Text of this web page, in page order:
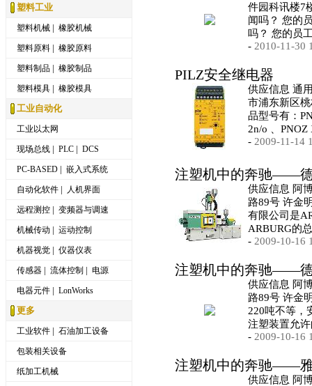
塑料工业
塑料机械 | 橡胶机械
塑料原料 | 橡胶原料
塑料制品 | 橡胶制品
塑料模具 | 橡胶模具
工业自动化
工业以太网
现场总线 | PLC | DCS
PC-BASED | 嵌入式系统
自动化软件 | 人机界面
远程测控 | 变频器与调速
机械传动 | 运动控制
机器视觉 | 仪器仪表
传感器 | 流体控制 | 电源
电器元件 | LonWorks
更多
工业软件 | 石油加工设备
包装相关设备
纸加工机械
件园科讯楼7
闻吗？ 您的
吗？ 您的员
- 2010-11-30
PILZ安全继电器
供应信息 通
市浦东新区
品型号有：
2n/o 、PNOZ
- 2009-11-14
注塑机中的奔驰——
供应信息 阿
路89号 许金
有限公司是
ARBURG的
- 2009-10-16
注塑机中的奔驰——
供应信息 阿
路89号 许金
220吨不等，
注塑装置允
- 2009-10-16
注塑机中的奔驰——
供应信息 阿